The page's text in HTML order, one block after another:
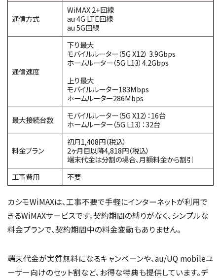
通信方式
WiMAX 2+回線
au 4G LTE回線
au 5G回線
通信速度
下り最大
モバイルルーター（5G X12） 3.9Gbps
ホームルーター（5G L13）4.2Gbps
上り最大
モバイルルーター183Mbps
ホームルーター286Mbps
最大接続台数
モバイルルーター（5G X12）：16台
ホームルーター（5G L13）：32台
料金プラン
初月1,408円（税込）
2ヶ月目以降4,818円（税込）
端末代金は分割の場合、月額料金から割引
工事費用
不要
カシモWiMAXは、工事不要で手軽にインターネットが利用で
きるWiMAXサービスです。契約期間の縛りがなく、シンプルな
料金プランで、契約期間中の料金変動もありません。
端末代金が実質無料になるキャンペーンや、au/UQ mobileユ
ーザー向けのセット割など、お得な特典も提供しています。デ